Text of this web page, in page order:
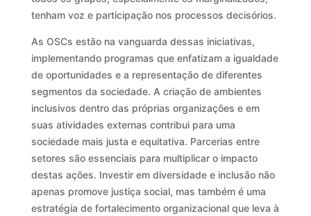
tenham voz e participação nos processos decisórios.
As OSCs estão na vanguarda dessas iniciativas,
implementando programas que enfatizam a igualdade
de oportunidades e a representação de diferentes
segmentos da sociedade. A criação de ambientes
inclusivos dentro das próprias organizações e em
suas atividades externas contribui para uma
sociedade mais justa e equitativa. Parcerias entre
setores são essenciais para multiplicar o impacto
destas ações. Investir em diversidade e inclusão não
apenas promove justiça social, mas também é uma
estratégia de fortalecimento organizacional que leva à